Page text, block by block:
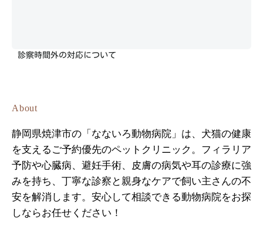
診察時間外の対応について
About
静岡県焼津市の「なないろ動物病院」は、犬猫の健康
を支えるご予約優先のペットクリニック。フィラリア
予防や心臓病、避妊手術、皮膚の病気や耳の診療に強
みを持ち、丁寧な診察と親身なケアで飼い主さんの不
安を解消します。安心して相談できる動物病院をお探
しならお任せください！